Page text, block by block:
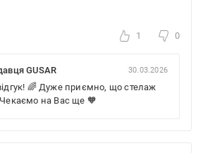
1 0
GUSAR 30.03.2026
🌈 Дуже приємно, що стелаж
на Вас ще 🧡